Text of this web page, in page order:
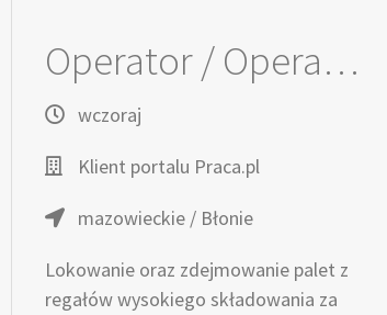
Operator / Operatorka wózka wysokiego składowania
wczoraj
Klient portalu Praca.pl
mazowieckie / Błonie
Lokowanie oraz zdejmowanie palet z
regałów wysokiego składowania za